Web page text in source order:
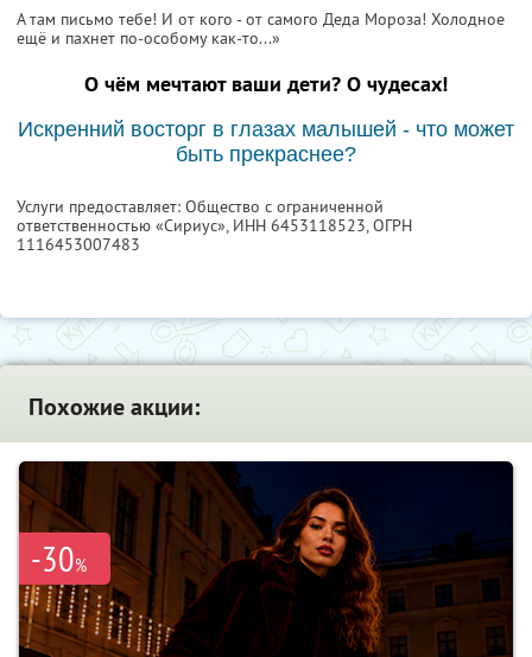
А там письмо тебе! И от кого - от самого Деда Мороза! Холодное
ещё и пахнет по-особому как-то...»
О чём мечтают ваши дети? О чудесах!
Искренний восторг в глазах малышей - что может
быть прекраснее?
Услуги предоставляет: Общество с ограниченной
ответственностью «Сириус», ИНН 6453118523, ОГРН
1116453007483
Похожие акции:
-30%